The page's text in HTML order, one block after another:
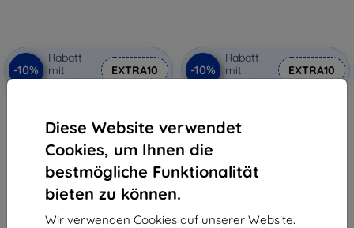
Diese Website verwendet
Cookies, um Ihnen die
bestmögliche Funktionalität
bieten zu können.
Wir verwenden Cookies auf unserer Website.
-10%
Rabatt
mit
Gutschein
EXTRA10
15 5G schwarz (Service Pack)
(560061000O300)
205,91 €
185,32 €
Auf Lager 2 Stk.
-10%
Rabatt
mit
Gutschein
EXTRA10
(57983125279)
10,71 €